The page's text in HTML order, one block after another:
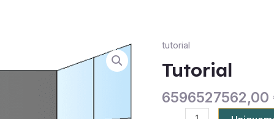
tutorial
Tutorial
6596527562,00
Tutorial
quantity